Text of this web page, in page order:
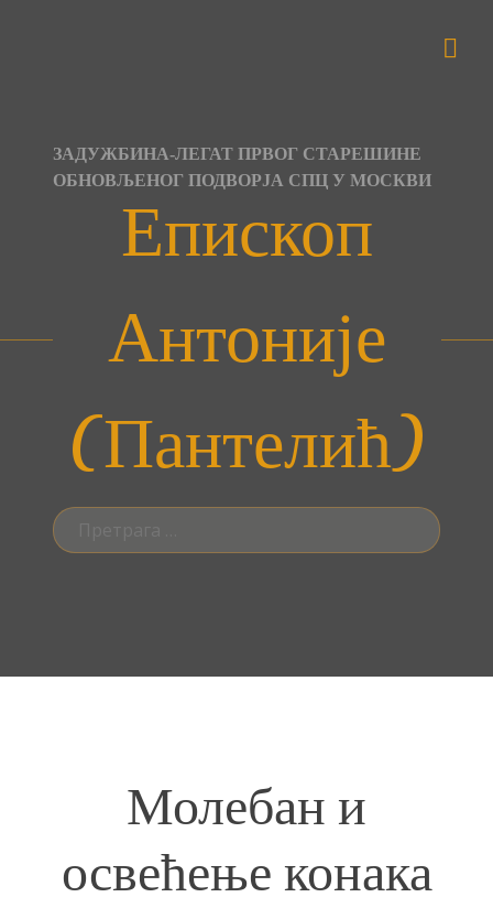
ЗАДУЖБИНА-ЛЕГАТ ПРВОГ СТАРЕШИНЕ
ОБНОВЉЕНОГ ПОДВОРЈА СПЦ У МОСКВИ
Епископ
Антоније
(Пантелић)
Претрага
за:
Молебан и
освећење конака